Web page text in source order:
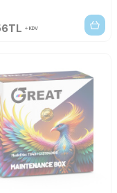
TL KDV